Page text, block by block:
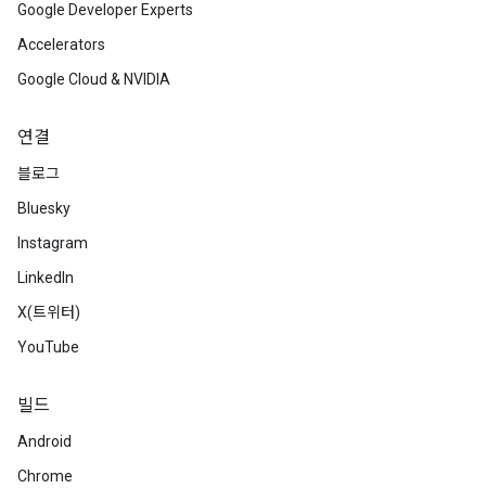
Google Developer Experts
Accelerators
Google Cloud & NVIDIA
연결
블로그
Bluesky
Instagram
LinkedIn
X(트위터)
YouTube
빌드
Android
Chrome